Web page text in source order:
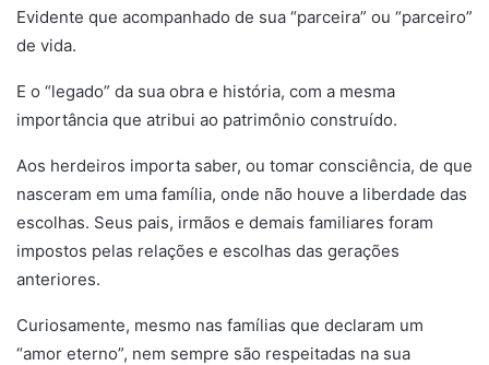
Evidente que acompanhado de sua “parceira” ou “parceiro”
de vida.
E o “legado” da sua obra e história, com a mesma
importância que atribui ao patrimônio construído.
Aos herdeiros importa saber, ou tomar consciência, de que
nasceram em uma família, onde não houve a liberdade das
escolhas. Seus pais, irmãos e demais familiares foram
impostos pelas relações e escolhas das gerações
anteriores.
Curiosamente, mesmo nas famílias que declaram um
“amor eterno”, nem sempre são respeitadas na sua